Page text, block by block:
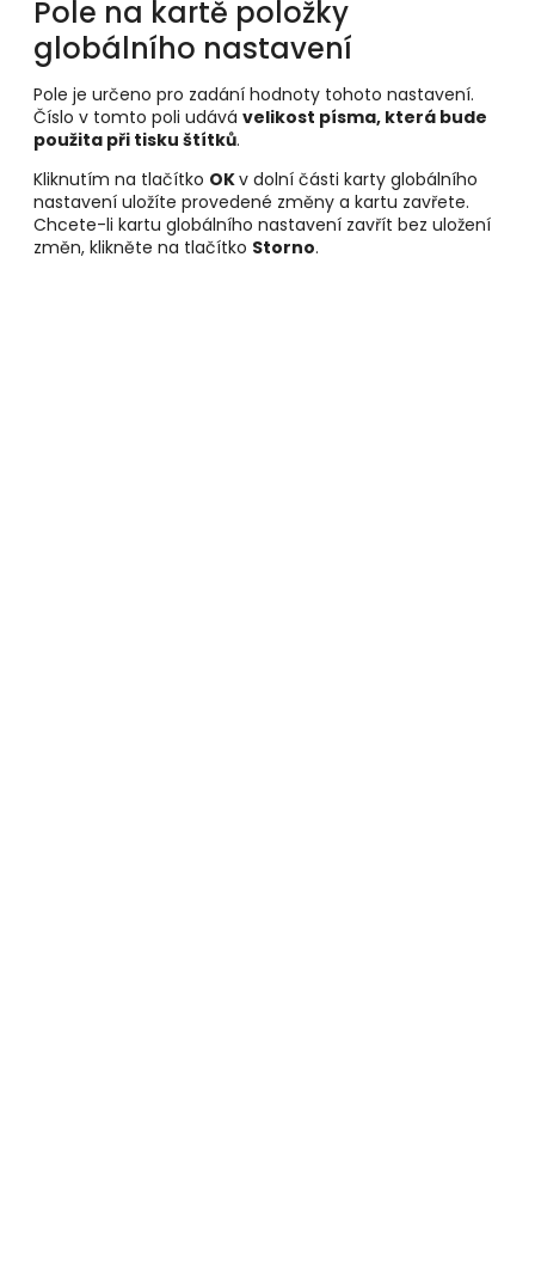
Pole na kartě položky
globálního nastavení
Pole je určeno pro zadání hodnoty tohoto nastavení.
Číslo v tomto poli udává velikost písma, která bude
použita při tisku štítků.
Kliknutím na tlačítko OKv dolní části karty globálního
nastavení uložíte provedené změny a kartu zavřete.
Chcete-li kartu globálního nastavení zavřít bez uložení
změn, klikněte na tlačítko Storno.